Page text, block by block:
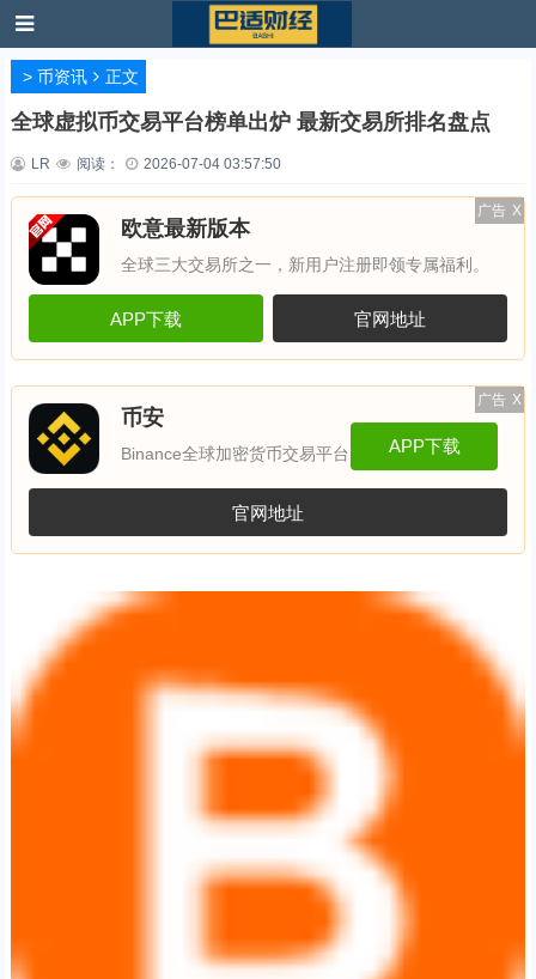
> 币资讯 正文
全球虚拟币交易平台榜单出炉 最新交易所排名盘点
LR 阅读： 2026-07-04 03:57:50
广告 X
欧意最新版本
全球三大交易所之一，新用户注册即领专属福利。
APP下载 官网地址
广告 X
币安
Binance全球加密货币交易平台 APP下载
官网地址